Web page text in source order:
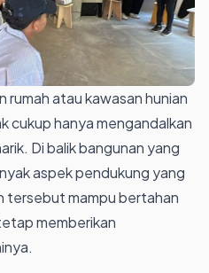
rumah atau kawasan hunian
cukup hanya mengandalkan
Di balik bangunan yang
aspek pendukung yang
tersebut mampu bertahan
memberikan